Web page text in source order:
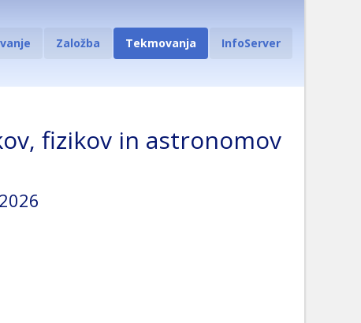
Založba Tekmovanja InfoServer
fizikov in astronomov